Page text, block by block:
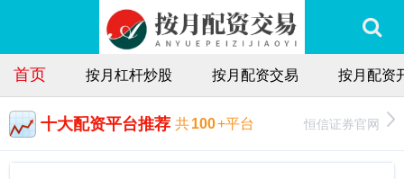
首页 按月杠杆炒股 按月配资交易 按月配资
十大配资平台推荐 共100+平台 恒信证券官网